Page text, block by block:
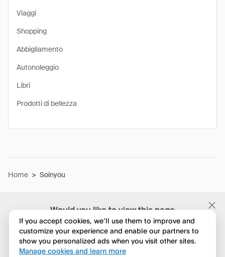
Would you like to view this page
in English?
No, continua a esplorare
Viaggi
Shopping
Abbigliamento
Autonoleggio
Libri
Prodotti di bellezza
Home > Soinyou
If you accept cookies, we’ll use them to improve and
customize your experience and enable our partners to
show you personalized ads when you visit other sites.
Manage cookies and learn more